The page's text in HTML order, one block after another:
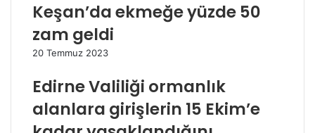
Keşan’da ekmeğe yüzde 50
zam geldi
20 Temmuz 2023
Edirne Valiliği ormanlık
alanlara girişlerin 15 Ekim’e